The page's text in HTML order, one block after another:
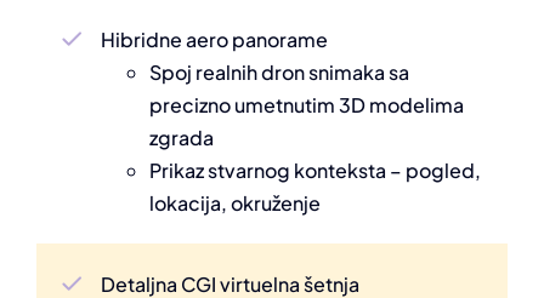
Hibridne aero panorame
Spoj realnih dron snimaka sa
precizno umetnutim 3D modelima
zgrada
Prikaz stvarnog konteksta – pogled,
lokacija, okruženje
Detaljna CGI virtuelna šetnja